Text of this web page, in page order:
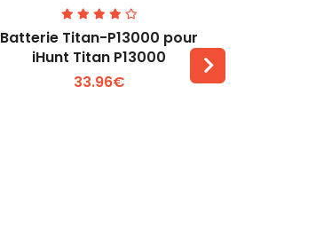
Voir plus +
Batterie Titan-P13000 pour
iHunt Titan P13000
33.96€